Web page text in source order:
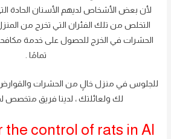
لأن بعض الأشخاص لديهم الأسنان الحادة
التخلص من تلك الفئران التي تخرج من
الحشرات في الخرج للحصول على خدمة
تمامًا .
للجلوس في منزل خالٍ من الحشرات
لك ولعائلتك ، لدينا فريق متخصص
the control of rats in Al